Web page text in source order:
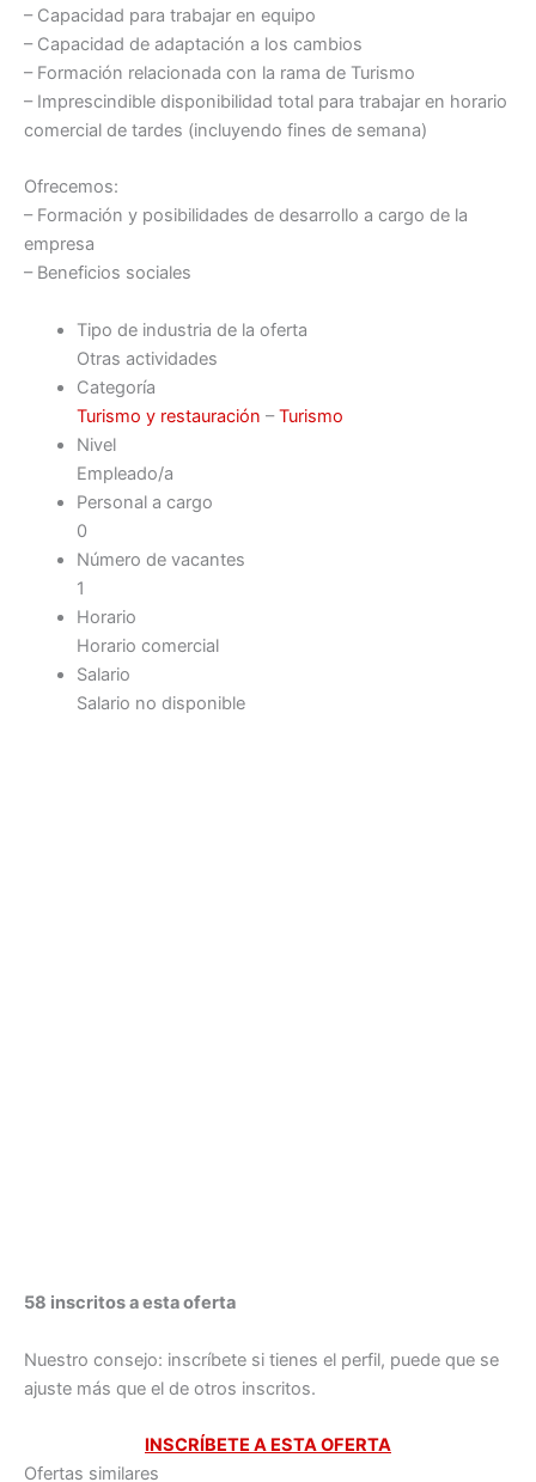
– Capacidad para trabajar en equipo
– Capacidad de adaptación a los cambios
– Formación relacionada con la rama de Turismo
– Imprescindible disponibilidad total para trabajar en horario
comercial de tardes (incluyendo fines de semana)
Ofrecemos:
– Formación y posibilidades de desarrollo a cargo de la
empresa
– Beneficios sociales
Tipo de industria de la oferta
Otras actividades
Categoría
Turismo y restauración –Turismo
Nivel
Empleado/a
Personal a cargo
0
Número de vacantes
1
Horario
Horario comercial
Salario
Salario no disponible
58 inscritos a esta oferta
Nuestro consejo: inscríbete si tienes el perfil, puede que se
ajuste más que el de otros inscritos.
INSCRÍBETE A ESTA OFERTA
Ofertas similares